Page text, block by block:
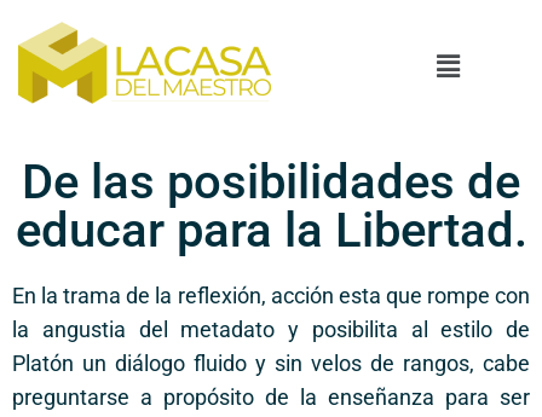
De las posibilidades de
educar para la Libertad.
En la trama de la reflexión, acción esta que rompe con
la angustia del metadato y posibilita al estilo de
Platón un diálogo fluido y sin velos de rangos, cabe
preguntarse a propósito de la enseñanza para ser